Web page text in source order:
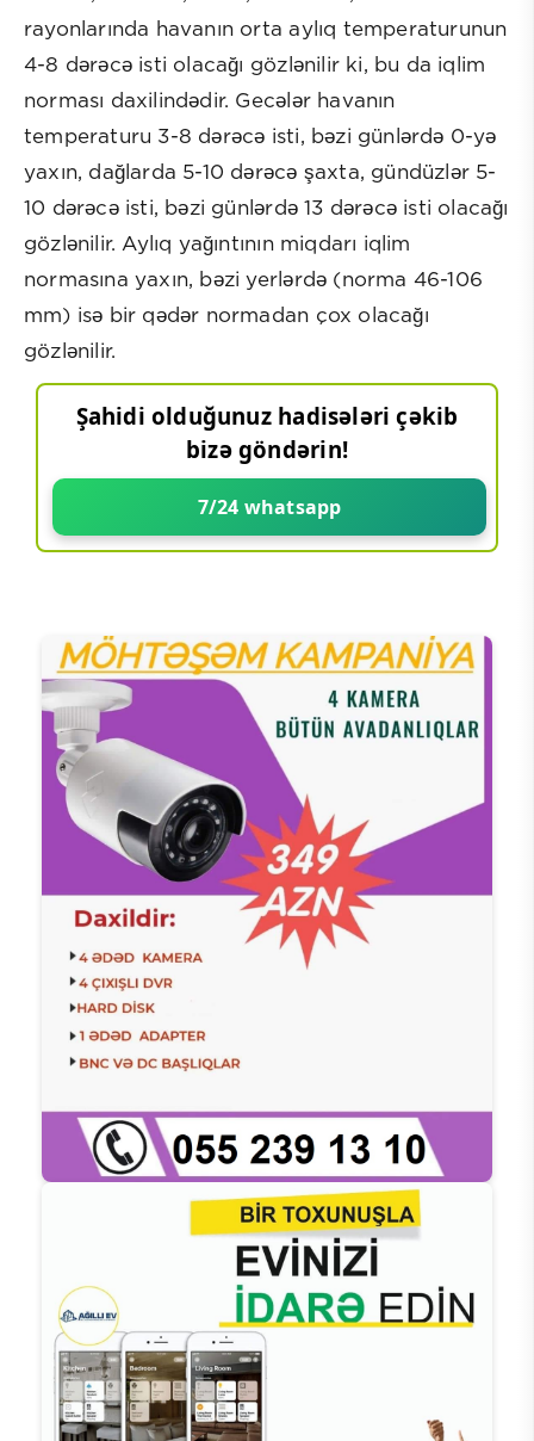
rayonlarında havanın orta aylıq temperaturunun
4-8 dərəcə isti olacağı gözlənilir ki, bu da iqlim
norması daxilindədir. Gecələr havanın
temperaturu 3-8 dərəcə isti, bəzi günlərdə 0-yə
yaxın, dağlarda 5-10 dərəcə şaxta, gündüzlər 5-
10 dərəcə isti, bəzi günlərdə 13 dərəcə isti olacağı
gözlənilir. Aylıq yağıntının miqdarı iqlim
normasına yaxın, bəzi yerlərdə (norma 46-106
mm) isə bir qədər normadan çox olacağı
gözlənilir.
Şahidi olduğunuz hadisələri çəkib
bizə göndərin!
7/24 whatsapp